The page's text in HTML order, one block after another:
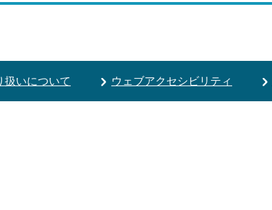
扱いについて ウェブアクセシビリティ